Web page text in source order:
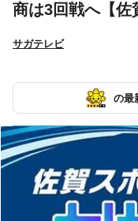
商は3回戦へ【佐
サガテレビ
の最